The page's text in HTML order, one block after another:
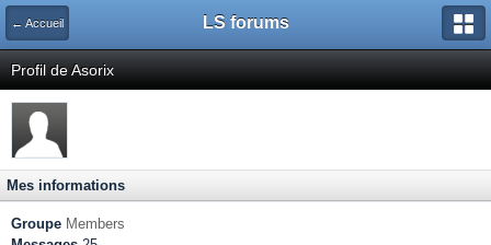
← Accueil LS forums
Profil de Asorix
Mes informations
Groupe Members